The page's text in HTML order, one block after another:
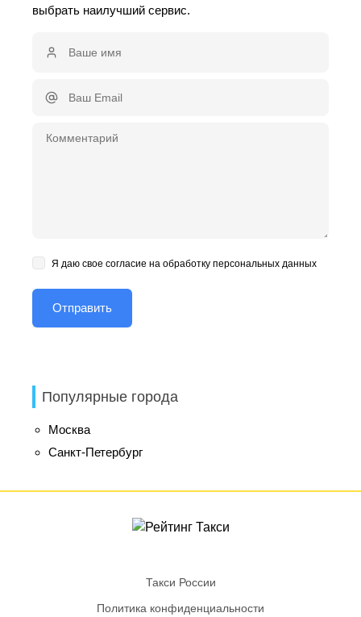
выбрать наилучший сервис.
Я даю свое согласие на обработку персональных данных
Популярные города
Москва
Санкт-Петербург
Такси России
Политика конфиденциальности